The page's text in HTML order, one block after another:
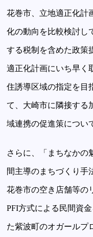
花巻市、立地適正化計
化の動向を比較検討し
する税制を含めた政策
適正化計画にいち早く
住誘導区域の指定を目
て、大崎市に隣接する
域連携の促進策につい
さらに、「まちなかの
間主導のまちづくり手
花巻市の空き店舗等の
PFI方式による民間資
た紫波町のオガールプ